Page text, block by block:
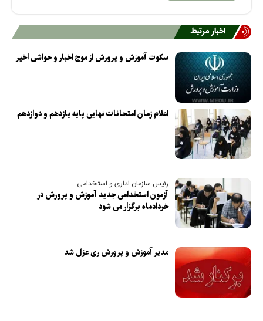
اخبار مرتبط
سکوت آموزش و پرورش از موج اخبار و حواشی اخیر
اعلام زمان امتحانات نهایی پایه یازدهم و دوازدهم
رئیس سازمان اداری و استخدامی
آزمون استخدامی جدید آموزش و پرورش در
خردادماه برگزار می شود
مدیر آموزش و پرورش ری عزل شد